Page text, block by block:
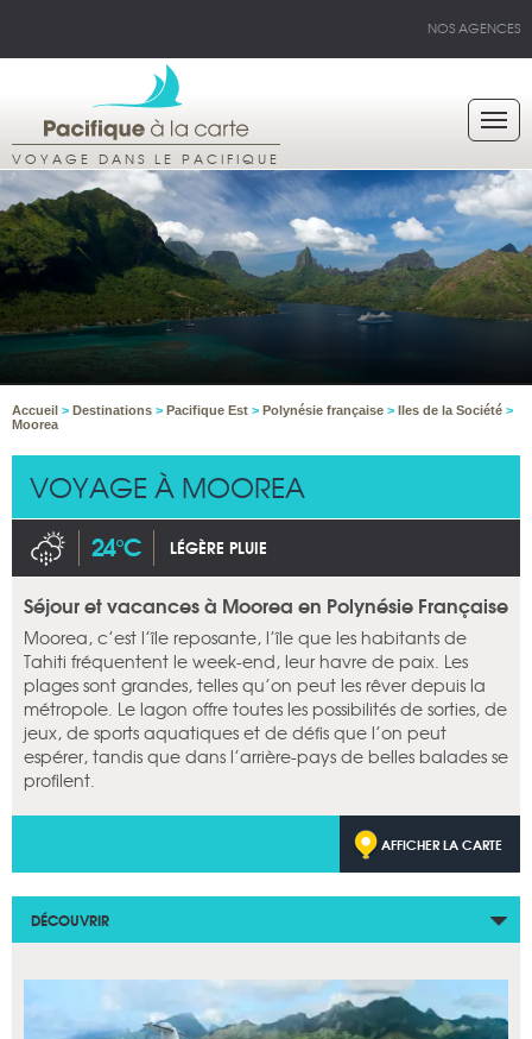
NOS AGENCES
VOYAGE DANS LE PACIFIQUE
Accueil > Destinations > Pacifique Est > Polynésie française > Iles de la Société >
Moorea
VOYAGE À MOOREA
24°C LÉGÈRE PLUIE
Séjour et vacances à Moorea en Polynésie Française
Moorea, c’est l’île reposante, l’île que les habitants de
Tahiti fréquentent le week-end, leur havre de paix. Les
plages sont grandes, telles qu’on peut les rêver depuis la
métropole. Le lagon offre toutes les possibilités de sorties, de
jeux, de sports aquatiques et de défis que l’on peut
espérer, tandis que dans l’arrière-pays de belles balades se
profilent.
AFFICHER LA CARTE
DÉCOUVRIR